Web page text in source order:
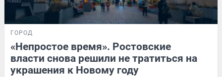
ГОРОД
«Непростое время». Ростовские
власти снова решили не тратиться на
украшения к Новому году